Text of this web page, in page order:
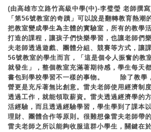
(由高雄市立路竹高級中學(中)-李璧瑩 老師
「第56號教室的奇蹟」可以說是翻轉教育熱潮
把教室變成學生為主體的實驗室，所有的教學
打造的課程，讓孩子們快樂學習，也讓老師們
夫老師透過遊戲、團體分組、競賽等方式，讓
56號教室的學生而言，「這是個令人振奮的教
就發生」，整個教室充滿著期待感，學生每天
書包到學校學習不一樣的事物。 除了教學
營更是充斥著無比創意。雷夫老師使用經濟制
透過工作，就能領取薪資。雷夫透過經濟學的
活經驗，而且透過經驗學習，學生學到了課本
理財、團體合作等原則。很難想像雷夫老師帶
雷夫老師之所以能夠收服這群小學生，關鍵在